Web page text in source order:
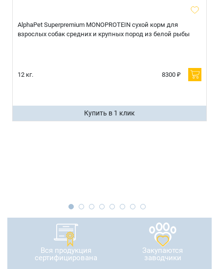
AlphaPet Superpremium MONOPROTEIN сухой корм для
взрослых собак средних и крупных пород из белой рыбы
12 кг. 8300 ₽
Купить в 1 клик
Вся продукция
сертифицирована
Закупаются
заводчики